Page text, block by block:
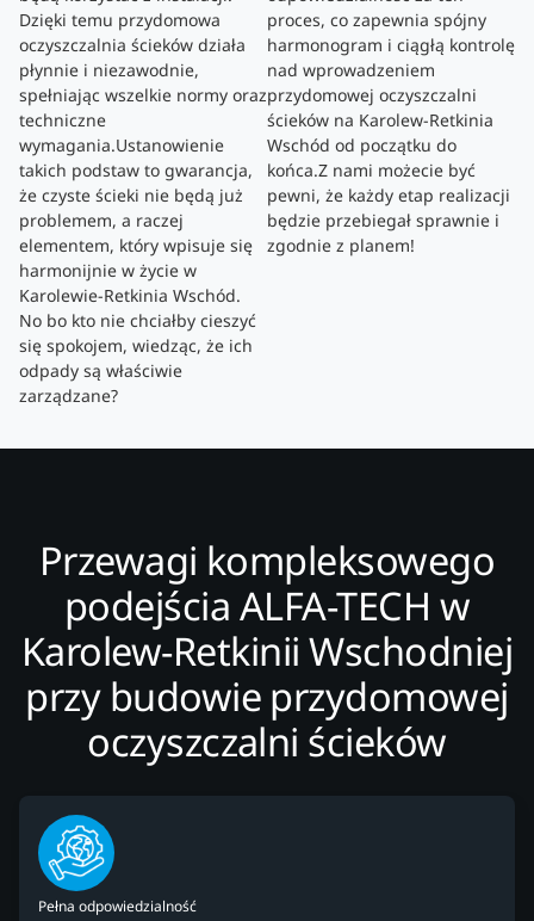
Dzięki temu przydomowa
oczyszczalnia ścieków działa
płynnie i niezawodnie,
spełniając wszelkie normy oraz
techniczne
wymagania.Ustanowienie
takich podstaw to gwarancja,
że czyste ścieki nie będą już
problemem, a raczej
elementem, który wpisuje się
harmonijnie w życie w
Karolewie-Retkinia Wschód.
No bo kto nie chciałby cieszyć
się spokojem, wiedząc, że ich
odpady są właściwie
zarządzane?
proces, co zapewnia spójny
harmonogram i ciągłą kontrolę
nad wprowadzeniem
przydomowej oczyszczalni
ścieków na Karolew-Retkinia
Wschód od początku do
końca.Z nami możecie być
pewni, że każdy etap realizacji
będzie przebiegał sprawnie i
zgodnie z planem!
Przewagi kompleksowego
podejścia ALFA-TECH w
Karolew-Retkinii Wschodniej
przy budowie przydomowej
oczyszczalni ścieków
Pełna odpowiedzialność